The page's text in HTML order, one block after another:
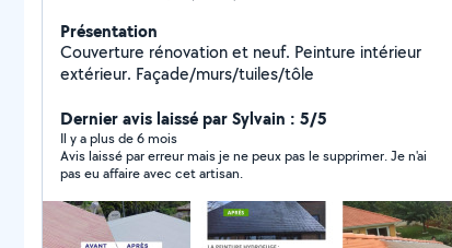
Présentation
Couverture rénovation et neuf. Peinture intérieur
extérieur. Façade/murs/tuiles/tôle
Dernier avis laissé par Sylvain : 5/5
Il y a plus de 6 mois
Avis laissé par erreur mais je ne peux pas le supprimer. Je n'ai
pas eu affaire avec cet artisan.